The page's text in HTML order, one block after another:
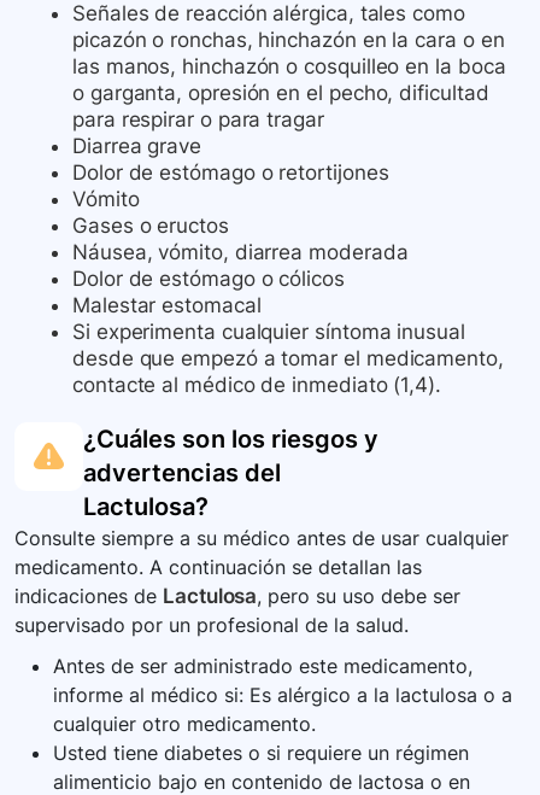
Señales de reacción alérgica, tales como
picazón o ronchas, hinchazón en la cara o en
las manos, hinchazón o cosquilleo en la boca
o garganta, opresión en el pecho, dificultad
para respirar o para tragar
Diarrea grave
Dolor de estómago o retortijones
Vómito
Gases o eructos
Náusea, vómito, diarrea moderada
Dolor de estómago o cólicos
Malestar estomacal
Si experimenta cualquier síntoma inusual
desde que empezó a tomar el medicamento,
contacte al médico de inmediato (1,4).
¿Cuáles son los riesgos y
advertencias del
Lactulosa?
Consulte siempre a su médico antes de usar cualquier
medicamento. A continuación se detallan las
indicaciones de Lactulosa, pero su uso debe ser
supervisado por un profesional de la salud.
Antes de ser administrado este medicamento,
informe al médico si: Es alérgico a la lactulosa o a
cualquier otro medicamento.
Usted tiene diabetes o si requiere un régimen
alimenticio bajo en contenido de lactosa o en